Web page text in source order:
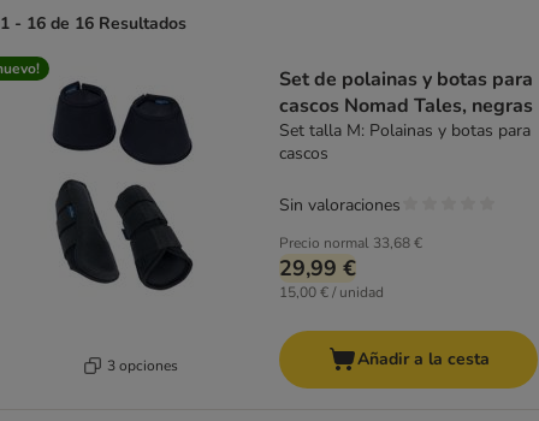
1 - 16 de 16 Resultados
3 opciones
Set de polainas y botas para
cascos Nomad Tales, negras
Set talla M: Polainas y botas para
cascos
Precio normal 33,68 €
29,99 €
15,00 € / unidad
Sin valoraciones
Añadir a la cesta